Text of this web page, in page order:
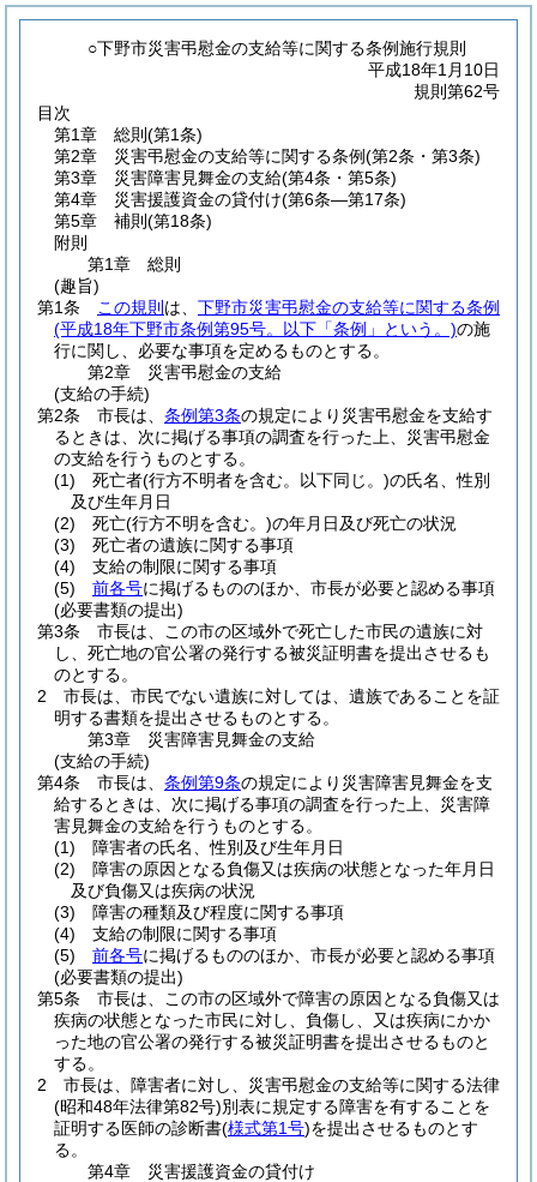
○下野市災害弔慰金の支給等に関する条例施行規則
平成18年1月10日
規則第62号
目次
第1章
総則 (第1条)
第2章
災害弔慰金の支給等に関する条例(第2条・第3条)
第3章
災害障害見舞金の支給(第4条・第5条)
第4章
災害援護資金の貸付け(第6条―第17条)
第5章
補則 (第18条)
附則
第1章
総則
(趣旨)
第1条
この規則 は、 下野市災害弔慰金の支給等に関する条例
(平成18年下野市条例第95号。以下「条例」という。)の施
行に関し、必要な事項を定めるものとする。
第2章
災害弔慰金の支給
(支給の手続)
第2条
市長は、 条例第3条の規定により災害弔慰金を支給す
るときは、次に掲げる事項の調査を行った上、災害弔慰金
の支給を行うものとする。
(1)
死亡者(行方不明者を含む。以下同じ。)の氏名、性別
及び生年月日
(2)
死亡(行方不明を含む。)の年月日及び死亡の状況
(3)
死亡者の遺族に関する事項
(4)
支給の制限に関する事項
(5)
前各号に掲げるもののほか、市長が必要と認める事項
(必要書類の提出)
第3条
市長は、この市の区域外で死亡した市民の遺族に対
し、死亡地の官公署の発行する被災証明書を提出させるも
のとする。
2
市長は、市民でない遺族に対しては、遺族であることを証
明する書類を提出させるものとする。
第3章
災害障害見舞金の支給
(支給の手続)
第4条
市長は、 条例第9条の規定により災害障害見舞金を支
給するときは、次に掲げる事項の調査を行った上、災害障
害見舞金の支給を行うものとする。
(1)
障害者の氏名、性別及び生年月日
(2)
障害の原因となる負傷又は疾病の状態となった年月日
及び負傷又は疾病の状況
(3)
障害の種類及び程度に関する事項
(4)
支給の制限に関する事項
(5)
前各号に掲げるもののほか、市長が必要と認める事項
(必要書類の提出)
第5条
市長は、この市の区域外で障害の原因となる負傷又は
疾病の状態となった市民に対し、負傷し、又は疾病にかか
った地の官公署の発行する被災証明書を提出させるものと
する。
2
市長は、障害者に対し、災害弔慰金の支給等に関する法律
(昭和48年法律第82号)別表に規定する障害を有することを
証明する医師の診断書(様式第1号)を提出させるものとす
る。
第4章
災害援護資金の貸付け